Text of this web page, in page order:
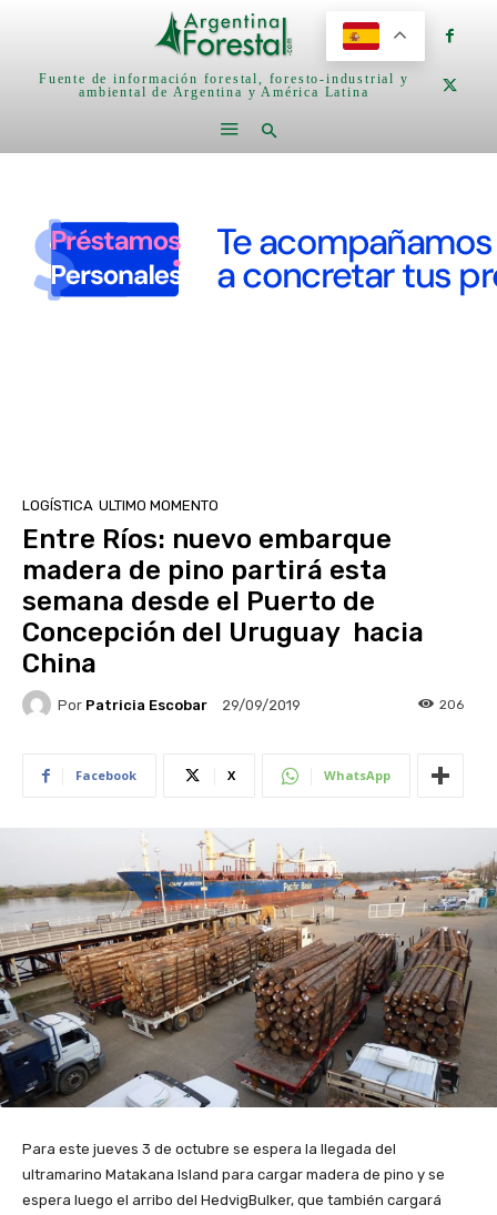
Fuente de información forestal, foresto-industrial y
ambiental de Argentina y América Latina
LOGÍSTICA ULTIMO MOMENTO
Entre Ríos: nuevo embarque
madera de pino partirá esta
semana desde el Puerto de
Concepción del Uruguay hacia
China
Por Patricia Escobar 29/09/2019 206
Facebook X WhatsApp
Para este jueves 3 de octubre se espera la llegada del
ultramarino Matakana Island para cargar madera de pino y se
espera luego el arribo del HedvigBulker, que también cargará